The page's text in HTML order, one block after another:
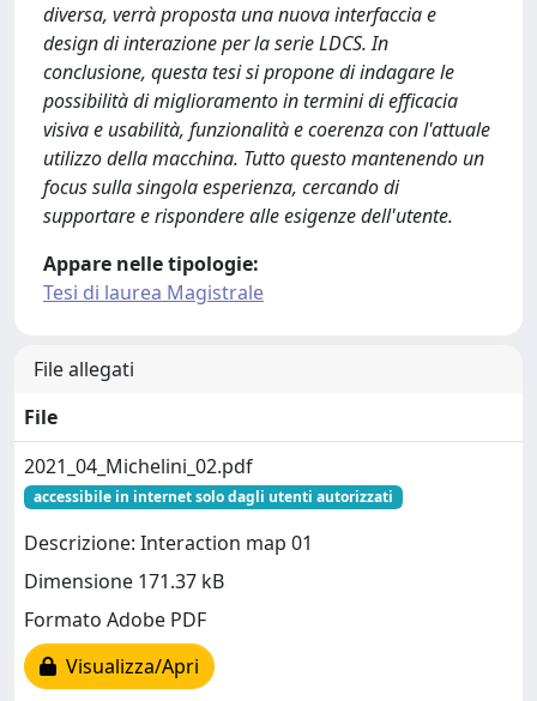
diversa, verrà proposta una nuova interfaccia e
design di interazione per la serie LDCS. In
conclusione, questa tesi si propone di indagare le
possibilità di miglioramento in termini di efficacia
visiva e usabilità, funzionalità e coerenza con l'attuale
utilizzo della macchina. Tutto questo mantenendo un
focus sulla singola esperienza, cercando di
supportare e rispondere alle esigenze dell'utente.
Appare nelle tipologie:
Tesi di laurea Magistrale
File allegati
File
2021_04_Michelini_02.pdf
accessibile in internet solo dagli utenti autorizzati
Descrizione: Interaction map 01
Dimensione 171.37 kB
Formato Adobe PDF
Visualizza/Apri